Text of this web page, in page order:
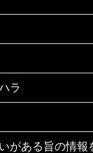
ラ
がある旨の情